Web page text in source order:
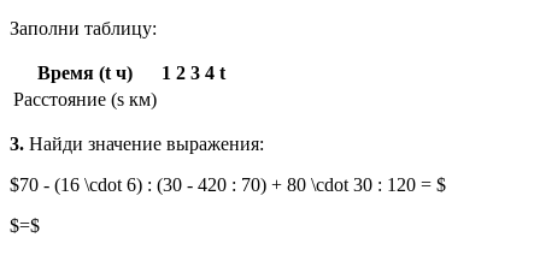
Заполни таблицу:
Время (t ч) 1 2 3 4 t
Расстояние (s км)
3. Найди значение выражения:
$70 - (16 \cdot 6) : (30 - 420 : 70) + 80 \cdot 30 : 120 = $
$=$